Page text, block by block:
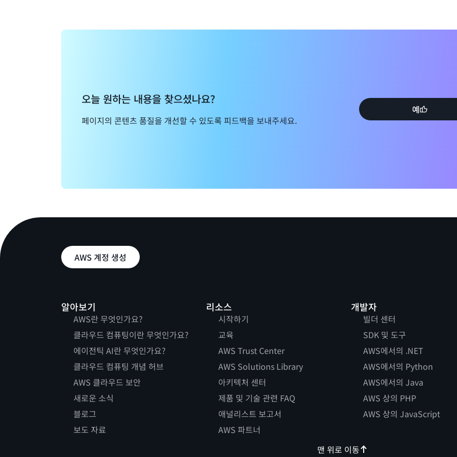
오늘 원하는 내용을 찾으셨나요?
페이지의 콘텐츠 품질을 개선할 수 있도록 피드백을 보내주세요.
예
AWS 계정 생성
알아보기
AWS란 무엇인가요?
클라우드 컴퓨팅이란 무엇인가요?
에이전틱 AI란 무엇인가요?
클라우드 컴퓨팅 개념 허브
AWS 클라우드 보안
새로운 소식
블로그
보도 자료
리소스
시작하기
교육
AWS Trust Center
AWS Solutions Library
아키텍처 센터
제품 및 기술 관련 FAQ
애널리스트 보고서
AWS 파트너
개발자
빌더 센터
SDK 및 도구
AWS에서의 .NET
AWS에서의 Python
AWS에서의 Java
AWS 상의 PHP
AWS 상의 JavaScript
맨 위로 이동